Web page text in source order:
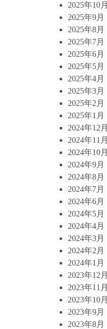
2025年10月
2025年9月
2025年8月
2025年7月
2025年6月
2025年5月
2025年4月
2025年3月
2025年2月
2025年1月
2024年12月
2024年11月
2024年10月
2024年9月
2024年8月
2024年7月
2024年6月
2024年5月
2024年4月
2024年3月
2024年2月
2024年1月
2023年12月
2023年11月
2023年10月
2023年9月
2023年8月